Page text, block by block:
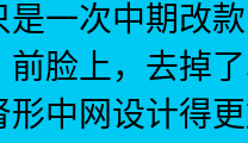
一次中期改
前脸上，去掉
形中网设计得